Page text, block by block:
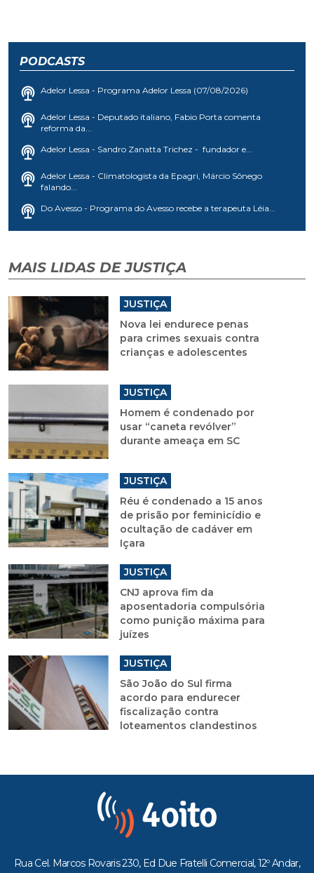
PODCASTS
Adelor Lessa - Programa Adelor Lessa (07/08/2026)
Adelor Lessa - Deputado italiano, Fabio Porta comenta
reforma da...
Adelor Lessa - Sandro Zanatta Trichez - fundador e...
Adelor Lessa - Climatologista da Epagri, Márcio Sônego
falando...
Do Avesso - Programa do Avesso recebe a terapeuta Léia...
MAIS LIDAS DE JUSTIÇA
JUSTIÇA
Nova lei endurece penas
para crimes sexuais contra
crianças e adolescentes
JUSTIÇA
Homem é condenado por
usar “caneta revólver”
durante ameaça em SC
JUSTIÇA
Réu é condenado a 15 anos
de prisão por feminicídio e
ocultação de cadáver em
Içara
JUSTIÇA
CNJ aprova fim da
aposentadoria compulsória
como punição máxima para
juízes
JUSTIÇA
São João do Sul firma
acordo para endurecer
fiscalização contra
loteamentos clandestinos
Rua Cel. Marcos Rovaris 230, Ed Due Fratelli Comercial, 12º Andar,